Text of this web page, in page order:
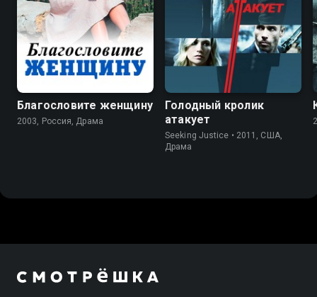
Благословите женщину
2003, Россия, Драма
Голодный кролик
атакует
Seeking Justice • 2011, США,
Драма